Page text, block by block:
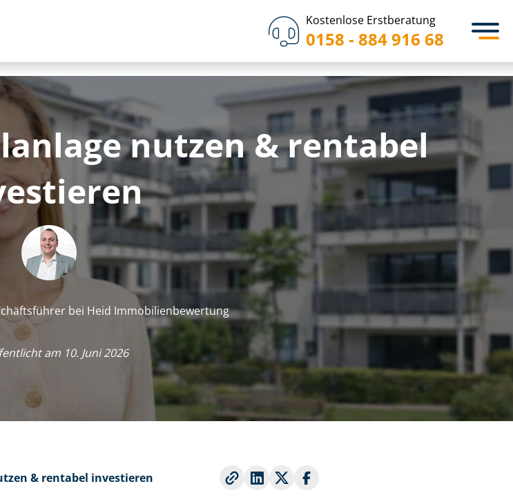
Kostenlose Erstberatung
0158 - 884 916 68
nutzen & rentabel
bei Heid Im­mo­bi­li­en­be­wer­tung
am 10. Juni 2026
& rentabel investieren